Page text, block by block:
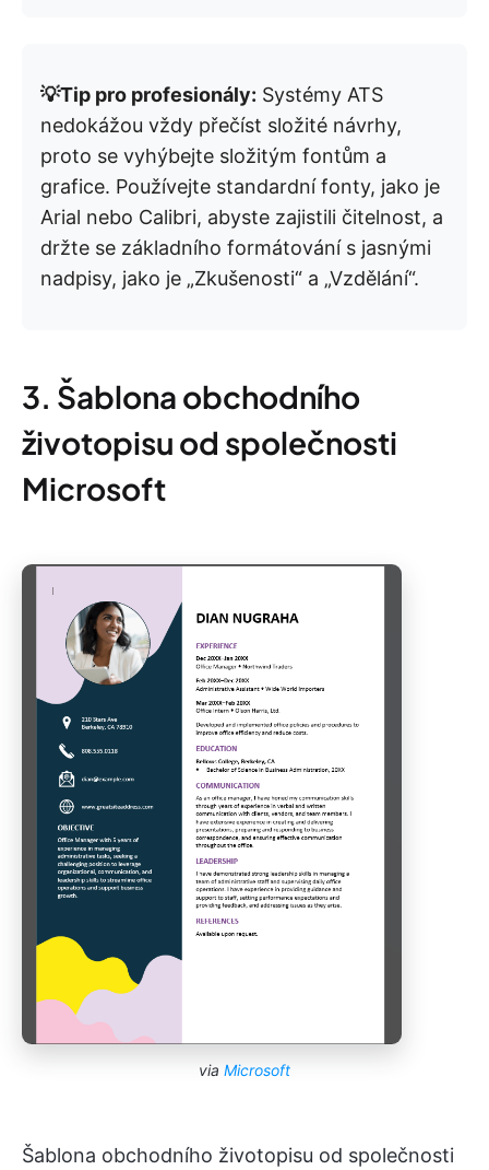
💡Tip pro profesionály: Systémy ATS
nedokážou vždy přečíst složité návrhy,
proto se vyhýbejte složitým fontům a
grafice. Používejte standardní fonty, jako je
Arial nebo Calibri, abyste zajistili čitelnost, a
držte se základního formátování s jasnými
nadpisy, jako je „Zkušenosti“ a „Vzdělání“.
3. Šablona obchodního
životopisu od společnosti
Microsoft
via Microsoft
Šablona obchodního životopisu od společnosti